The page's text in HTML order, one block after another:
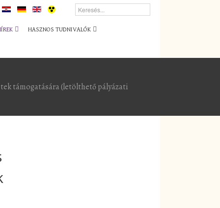
HASZNOS TUDNIVALÓK
támogatására (letölthető pályázati